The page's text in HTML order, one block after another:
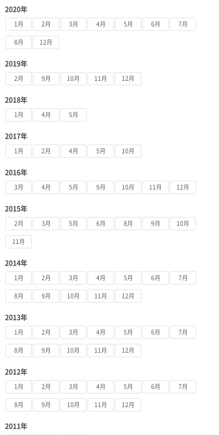
2020年
1月 2月 3月 4月 5月 6月 7月
8月 12月
2019年
2月 9月 10月 11月 12月
2018年
1月 4月 5月
2017年
1月 2月 4月 5月 10月
2016年
3月 4月 5月 9月 10月 11月 12月
2015年
2月 3月 5月 6月 8月 9月 10月
11月
2014年
1月 2月 3月 4月 5月 6月 7月
8月 9月 10月 11月 12月
2013年
1月 2月 3月 4月 5月 6月 7月
8月 9月 10月 11月 12月
2012年
1月 2月 3月 4月 5月 6月 7月
8月 9月 10月 11月 12月
2011年